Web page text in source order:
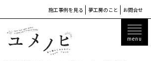
施工事例を見る 夢工房のこと お問合せ